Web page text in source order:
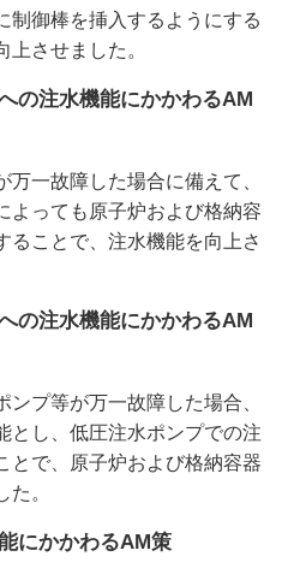
制御棒を挿入するようにする
上させました。
の注水機能にかかわるAM
一故障した場合に備えて、
よっても原子炉および格納容
ることで、注水機能を向上さ
の注水機能にかかわるAM
プ等が万一故障した場合、
とし、低圧注水ポンプでの注
とで、原子炉および格納容器
。
にかかわるAM策